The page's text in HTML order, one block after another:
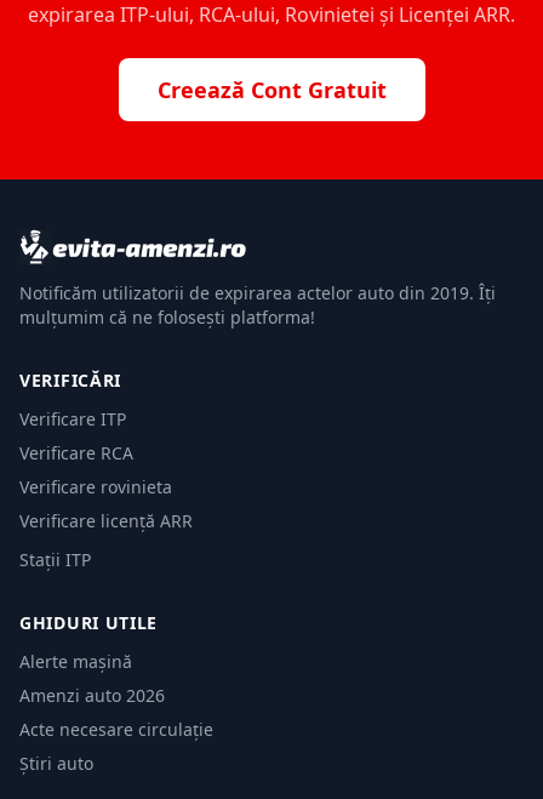
expirarea ITP-ului, RCA-ului, Rovinietei și Licenței ARR.
Creează Cont Gratuit
Notificăm utilizatorii de expirarea actelor auto din 2019. Îți
mulțumim că ne folosești platforma!
VERIFICĂRI
Verificare ITP
Verificare RCA
Verificare rovinieta
Verificare licență ARR
Stații ITP
GHIDURI UTILE
Alerte mașină
Amenzi auto 2026
Acte necesare circulație
Știri auto